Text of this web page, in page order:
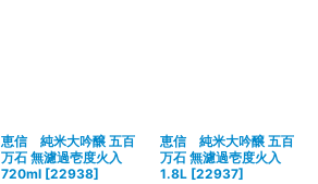
恵信 純米大吟醸 五百
万石 無濾過壱度火入
720ml [22938]
恵信 純米大吟醸 五百
万石 無濾過壱度火入
1.8L [22937]